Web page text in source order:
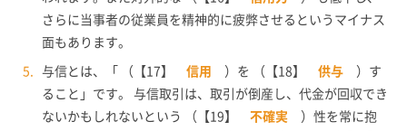
さらに当事者の従業員を精神的に疲弊させるというマイナス
面もあります。
与信とは、「 （【17】 信用 ）を （【18】 供与 ）す
ること」です。 与信取引は、取引が倒産し、代金が回収でき
ないかもしれないという （【19】 不確実 ）性を常に抱